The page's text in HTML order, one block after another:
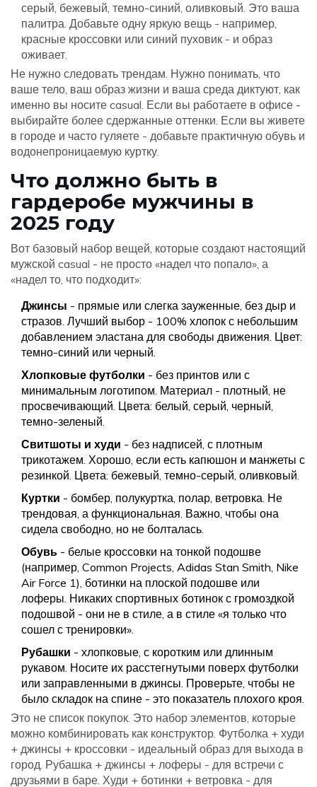
серый, бежевый, темно-синий, оливковый. Это ваша
палитра. Добавьте одну яркую вещь - например,
красные кроссовки или синий пуховик - и образ
оживает.
Не нужно следовать трендам. Нужно понимать, что
ваше тело, ваш образ жизни и ваша среда диктуют, как
именно вы носите casual. Если вы работаете в офисе -
выбирайте более сдержанные оттенки. Если вы живете
в городе и часто гуляете - добавьте практичную обувь и
водонепроницаемую куртку.
Что должно быть в
гардеробе мужчины в
2025 году
Вот базовый набор вещей, которые создают настоящий
мужской casual - не просто «надел что попало», а
«надел то, что подходит»:
Джинсы - прямые или слегка зауженные, без дыр и
стразов. Лучший выбор - 100% хлопок с небольшим
добавлением эластана для свободы движения. Цвет:
темно-синий или черный.
Хлопковые футболки - без принтов или с
минимальным логотипом. Материал - плотный, не
просвечивающий. Цвета: белый, серый, черный,
темно-зеленый.
Свитшоты и худи - без надписей, с плотным
трикотажем. Хорошо, если есть капюшон и манжеты с
резинкой. Цвета: бежевый, темно-серый, оливковый.
Куртки - бомбер, полукуртка, полар, ветровка. Не
трендовая, а функциональная. Важно, чтобы она
сидела свободно, но не болталась.
Обувь - белые кроссовки на тонкой подошве
(например, Common Projects, Adidas Stan Smith, Nike
Air Force 1), ботинки на плоской подошве или
лоферы. Никаких спортивных ботинок с громоздкой
подошвой - они не в стиле, а в стиле «я только что
сошел с тренировки».
Рубашки - хлопковые, с коротким или длинным
рукавом. Носите их расстегнутыми поверх футболки
или заправленными в джинсы. Проверьте, чтобы не
было складок на спине - это показатель плохого кроя.
Это не список покупок. Это набор элементов, которые
можно комбинировать как конструктор. Футболка + худи
+ джинсы + кроссовки - идеальный образ для выхода в
город. Рубашка + джинсы + лоферы - для встречи с
друзьями в баре. Худи + ботинки + ветровка - для